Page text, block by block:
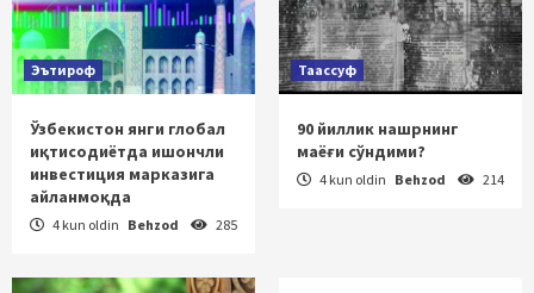
Эътироф
Ўзбекистон янги глобал
иқтисодиётда ишончли
инвестиция марказига
айланмоқда
4 kun oldin Behzod 285
Таассуф
90 йиллик нашрнинг
маёғи сўндими?
4 kun oldin Behzod 214